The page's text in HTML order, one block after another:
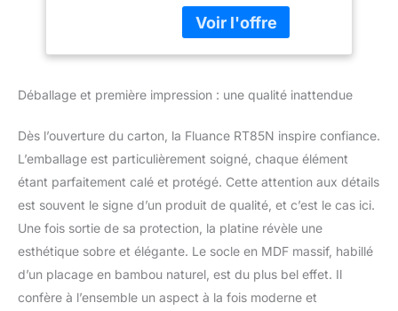
Amortisseurs –
Bambou Naturel
styles musicaux, et offre
une qualité de fabrication
profitez d’une musique
dynamique grâce à la
cellule diamant elliptique
Nagaoka MP-110, qui
précision tonale, une
résolution accrue et des
basses plus équilibrées.
Plateau en acrylique
haute densité : sa masse
Déballage et première impression : une qualité inattendue
Dès l’ouverture du carton, la Fluance RT85N inspire confiance.
L’emballage est particulièrement soigné, chaque élément
étant parfaitement calé et protégé. Cette attention aux détails
est souvent le signe d’un produit de qualité, et c’est le cas ici.
Une fois sortie de sa protection, la platine révèle une
esthétique sobre et élégante. Le socle en MDF massif, habillé
d’un placage en bambou naturel, est du plus bel effet. Il
confère à l’ensemble un aspect à la fois moderne et